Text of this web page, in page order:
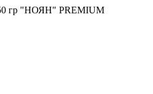
гр "НОЯН" PREMIUM